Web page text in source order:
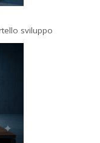
sviluppo